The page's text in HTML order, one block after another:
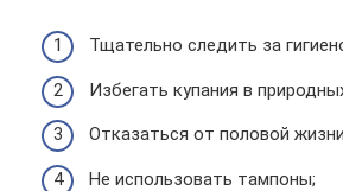
Тщательно следить за
Избегать купания в
Отказаться от половой
Не использовать тампоны;